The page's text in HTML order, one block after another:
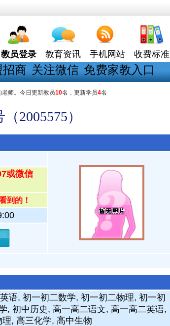
教员登录 教育资讯 手机网站 收费标准
招商 关注微信 免费家教入口
师。今日更新教员10名，更新学员4名
2005575）
或微信
到的！
语, 初一初二数学, 初一初二物理, 初一初
, 初中历史, 高一高二语文, 高一高二英语,
, 高三化学, 高中生物